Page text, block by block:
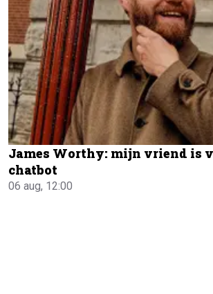
James Worthy: mijn vriend is
chatbot
06 aug, 12:00